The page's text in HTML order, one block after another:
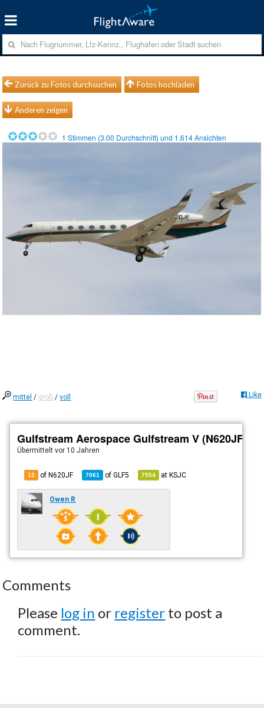
Zurück zu Fotos durchsuchen Fotos hochladen
Anderen zeigen
1 Stimmen (3.00 Durchschnitt) und 1.614Ansichten
mittel / groß /voll Like
Gulfstream Aerospace Gulfstream V (N620JF)
Übermitteltvor 10 Jahren
12 of N620JF 7061 ofGLF5 7554 atKSJC
Owen R
Comments
Please log in or register to post a
comment.